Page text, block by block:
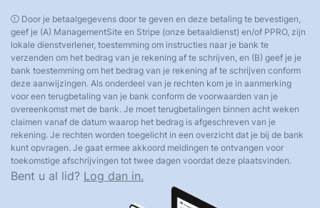
Door je betaalgegevens door te geven en deze betaling te bevestigen,
geef je (A) ManagementSite en Stripe (onze betaaldienst) en/of PPRO, zijn
lokale dienstverlener, toestemming om instructies naar je bank te
verzenden om het bedrag van je rekening af te schrijven, en (B) geef je je
bank toestemming om het bedrag van je rekening af te schrijven conform
deze aanwijzingen. Als onderdeel van je rechten kom je in aanmerking
voor een terugbetaling van je bank conform de voorwaarden van je
overeenkomst met de bank. Je moet terugbetalingen binnen acht weken
claimen vanaf de datum waarop het bedrag is afgeschreven van je
rekening. Je rechten worden toegelicht in een overzicht dat je bij de bank
kunt opvragen. Je gaat ermee akkoord meldingen te ontvangen voor
toekomstige afschrijvingen tot twee dagen voordat deze plaatsvinden.
Bent u al lid? Log dan in.